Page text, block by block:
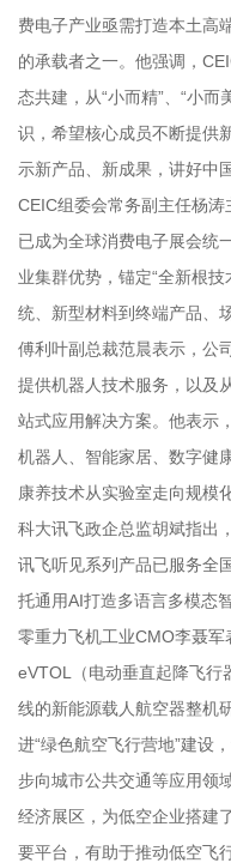
费电子产业亟需打造本土高
的承载者之一。他强调，
态共建，从“小而精”、“小
识，希望核心成员不断提供
示新产品、新成果，讲好中
CEIC组委会常务副主任杨
已成为全球消费电子展会统
业集群优势，锚定“全新根
统、新型材料到终端产品、
傅利叶副总裁范晨表示，公
提供机器人技术服务，以及
站式应用解决方案。他表示
机器人、智能家居、数字健
康养技术从实验室走向规模
科大讯飞政企总监胡斌指出
讯飞听见系列产品已服务全
托通用AI打造多语言多模态
零重力飞机工业CMO李聂
eVTOL（电动垂直起降飞行
线的新能源载人航空器整机
进“绿色航空飞行营地”建设
步向城市公共交通等应用领
经济展区，为低空企业搭建
要平台，有助于推动低空飞